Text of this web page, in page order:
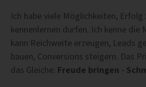
Ich habe viele Möglichkeiten, Erfolg
kennenlernen durfen. Ich kenne die
kann Reichweite erzeugen, Leads
bauen, Conversions steigern. Das
das Gleiche: Freude bringen -